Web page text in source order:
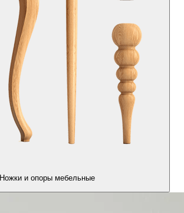
Ножки и опоры мебельные